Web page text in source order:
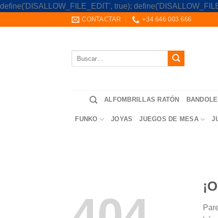
define('DISALLOW_FILE_EDIT', true);
CONTACTAR +34 646 003 666
ALFOMBRILLAS RATÓN
FUNKO JOYAS JUEGOS DE MESA